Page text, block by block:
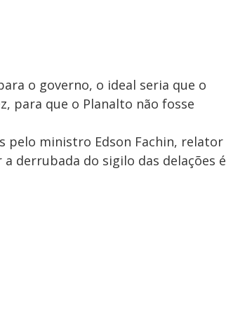
o governo, o ideal seria que o
para que o Planalto não fosse
pelo ministro Edson Fachin, relator
derrubada do sigilo das delações é